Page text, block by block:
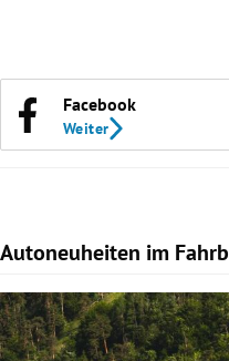
Facebook
Weiter
Autoneuheiten im
Slide 1 von 7